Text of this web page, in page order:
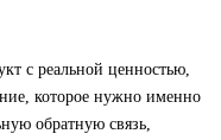
с реальной ценностью,
которое нужно именно
обратную связь,